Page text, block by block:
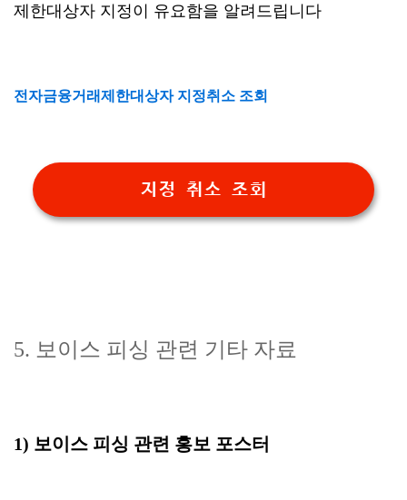
제한대상자 지정이 유요함을 알려드립니다
전자금융거래제한대상자 지정취소 조회
지정 취소 조회
5. 보이스 피싱 관련 기타 자료
1) 보이스 피싱 관련 홍보 포스터